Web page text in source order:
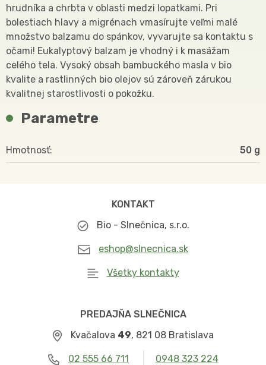
hrudníka a chrbta v oblasti medzi lopatkami. Pri
bolestiach hlavy a migrénach vmasírujte veľmi malé
množstvo balzamu do spánkov, vyvarujte sa kontaktu s
očami! Eukalyptový balzam je vhodný i k masážam
celého tela. Vysoký obsah bambuckého masla v bio
kvalite a rastlinných bio olejov sú zároveň zárukou
kvalitnej starostlivosti o pokožku.
Parametre
Hmotnosť 50
KONTAKT
Bio - Slnečnica, s.r.o.
eshop@slnecnica.sk
Všetky kontakty
PREDAJŇA SLNEČNICA
Kvačalova 49, 821 08 Bratislava
02 555 66 711 0948 323 224